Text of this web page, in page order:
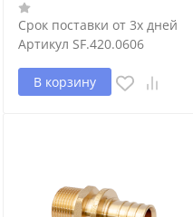
Срок поставки от 3х дней
Артикул SF.420.0606
В корзину